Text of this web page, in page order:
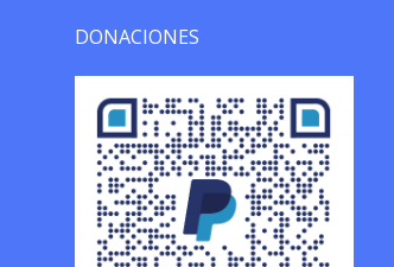
DONACIONES